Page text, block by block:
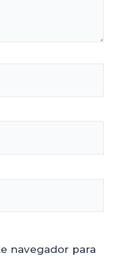
navegador para